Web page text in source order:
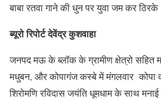
बाबा रतवा गाने की धुन पर युवा जम कर ठिरके
ब्यूरो रिपोर्ट देवेंद्र कुशवाहा
जनपद मऊ के ब्लॉक के ग्रामीण क्षेत्रो सहित
मधुबन, और कोपागंज कस्बे में मंगलवार कोपा
शिरोमणि रविदास जयंति धूमधाम के साथ